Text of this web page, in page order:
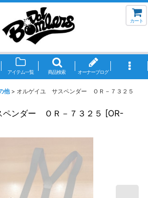
カート
アイテム一覧 商品検索 オーナーブログ
他 > オルゲイユ サスペンダー ＯＲ－７３２５
ンダー ＯＲ－７３２５ [OR-